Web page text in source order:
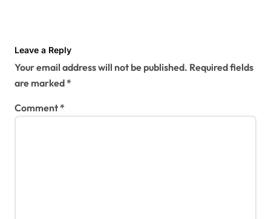
Leave a Reply
Your email address will not be published. Required fields
are marked*
Comment*